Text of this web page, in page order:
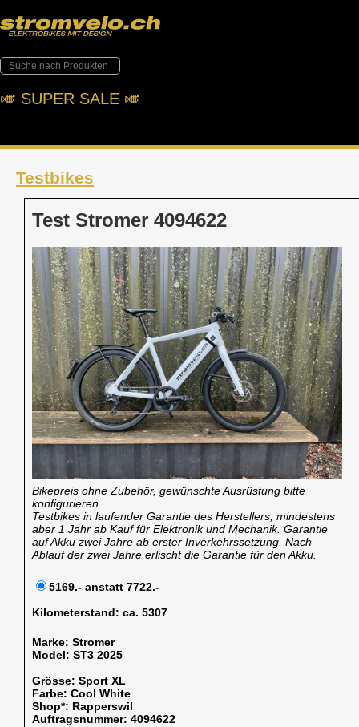
🎺︎ SUPER SALE 🎺︎
Testbikes
Test Stromer 4094622
Bikepreis ohne Zubehör, gewünschte Ausrüstung bitte
konfigurieren
Testbikes in laufender Garantie des Herstellers, mindestens
aber 1 Jahr ab Kauf für Elektronik und Mechanik. Garantie
auf Akku zwei Jahre ab erster Inverkehrssetzung. Nach
Ablauf der zwei Jahre erlischt die Garantie für den Akku.
5169.- anstatt 7722.-
Kilometerstand: ca. 5307
Marke:Stromer
Model:ST3 2025
Grösse:Sport XL
Farbe:Cool White
Shop*: Rapperswil
Auftragsnummer:4094622